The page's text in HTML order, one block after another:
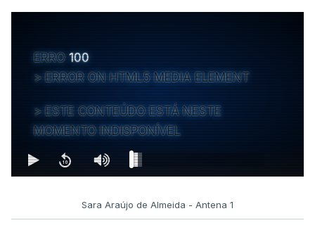
ERRO 100
ERROR ON HTML5 MEDIA ELEMENT
ESTE CONTEÚDO ESTÁ NESTE
MOMENTO INDISPONÍVEL
Sara Araújo de Almeida - Antena 1